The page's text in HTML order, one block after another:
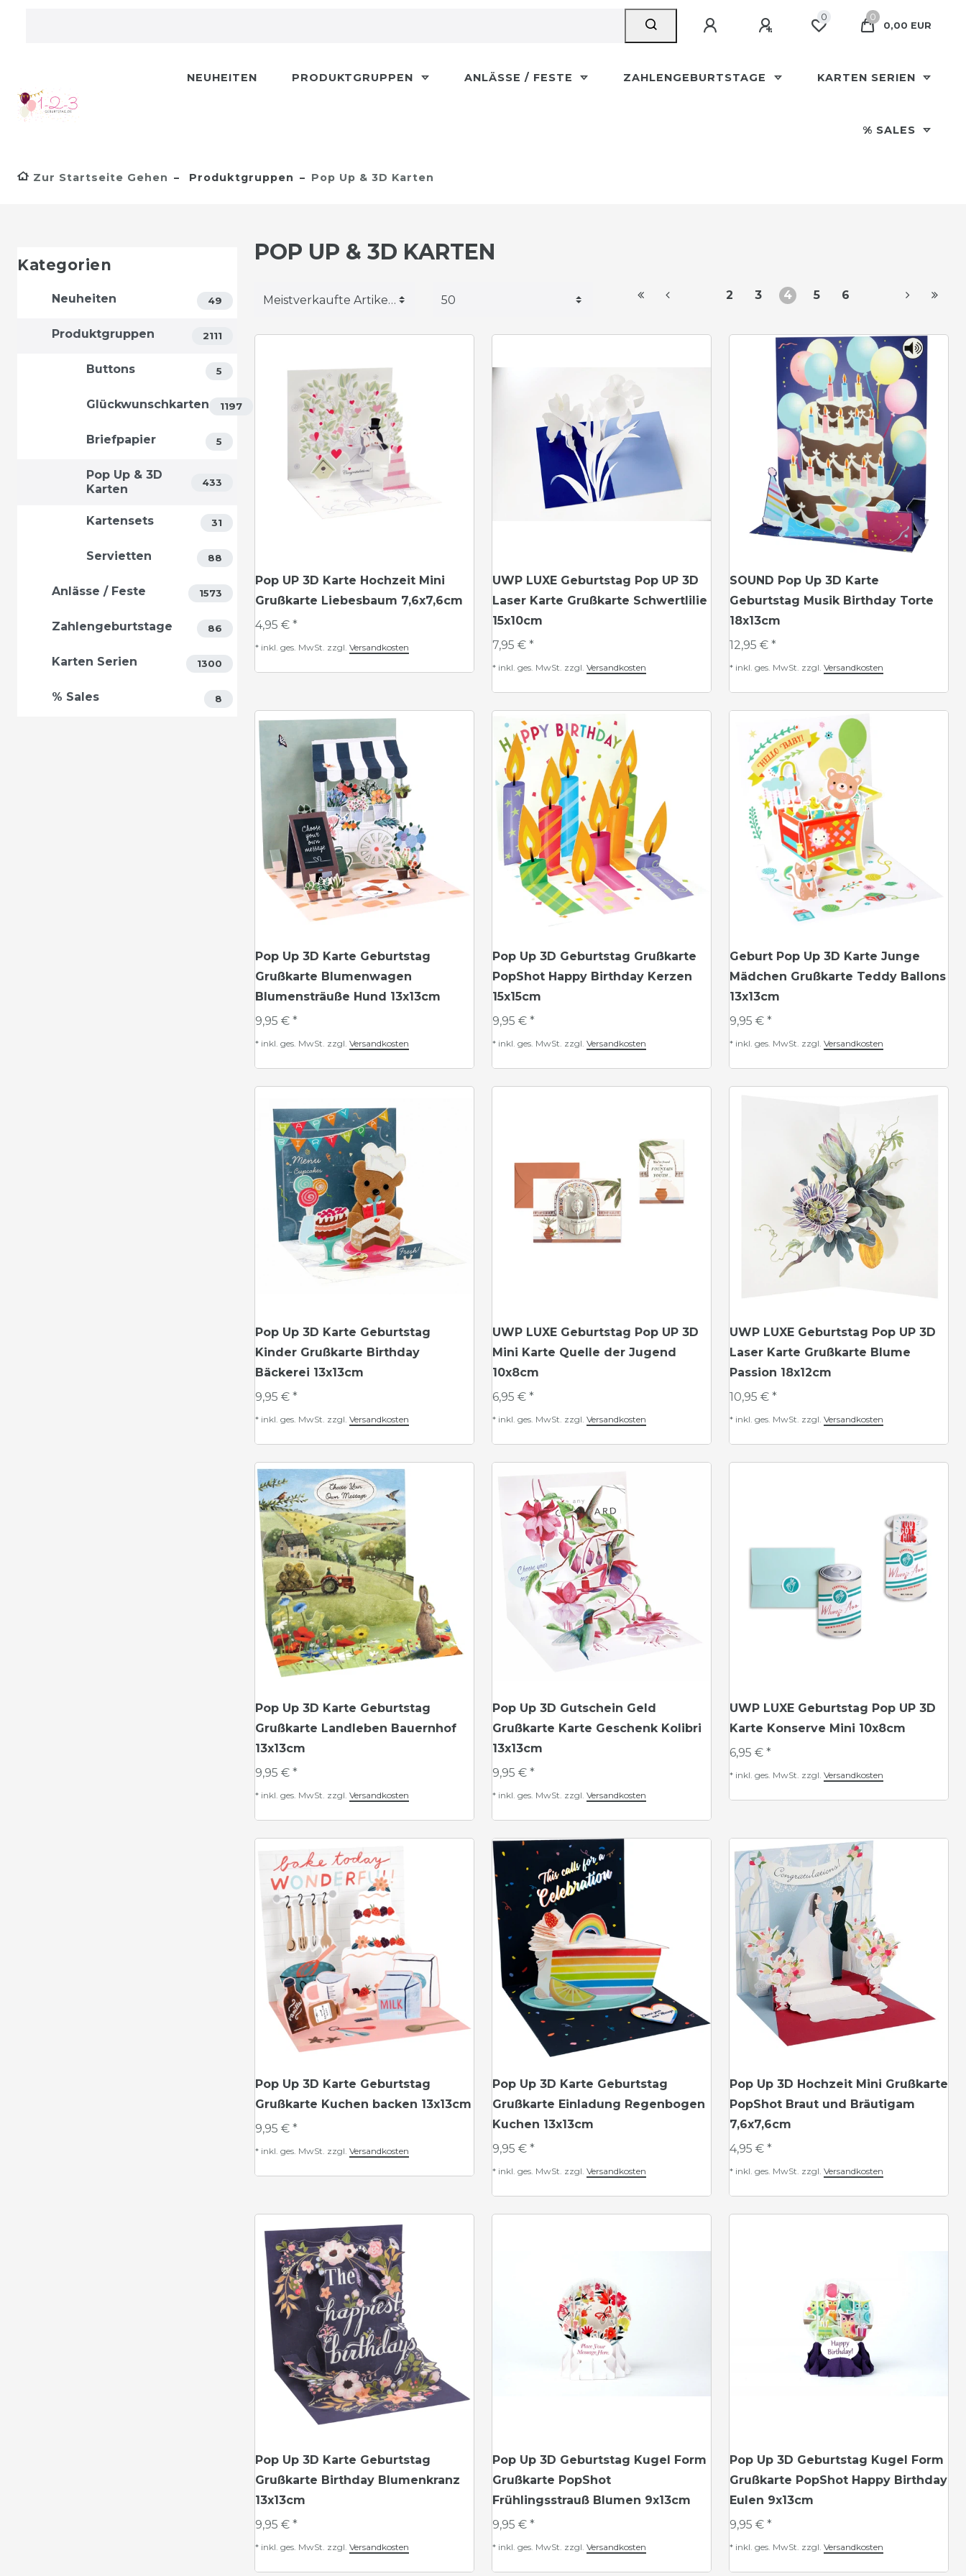
0
0
0,00 EUR
NEUHEITEN PRODUKTGRUPPEN ANLÄSSE / FESTE ZAHLENGEBURTSTAGE KARTEN SERIEN
% SALES
Zur Startseite Gehen Produktgruppen Pop Up & 3D Karten
Kategorien
Neuheiten 49
Produktgruppen 2111
Buttons 5
Glückwunschkarten 1197
Briefpapier 5
Pop Up & 3D
Karten
433
Kartensets 31
Servietten 88
Anlässe / Feste 1573
Zahlengeburtstage 86
Karten Serien 1300
% Sales 8
POP UP & 3D KARTEN
2 3 4 5 6
Pop UP 3D Karte Hochzeit Mini
Grußkarte Liebesbaum 7,6x7,6cm
4,95 € *
* inkl. ges. MwSt. zzgl. Versandkosten
UWP LUXE Geburtstag Pop UP 3D
Laser Karte Grußkarte Schwertlilie
15x10cm
7,95 € *
* inkl. ges. MwSt. zzgl. Versandkosten
SOUND Pop Up 3D Karte
Geburtstag Musik Birthday Torte
18x13cm
12,95 € *
* inkl. ges. MwSt. zzgl. Versandkosten
Pop Up 3D Karte Geburtstag
Grußkarte Blumenwagen
Blumensträuße Hund 13x13cm
9,95 € *
* inkl. ges. MwSt. zzgl. Versandkosten
Pop Up 3D Geburtstag Grußkarte
PopShot Happy Birthday Kerzen
15x15cm
9,95 € *
* inkl. ges. MwSt. zzgl. Versandkosten
Geburt Pop Up 3D Karte Junge
Mädchen Grußkarte Teddy Ballons
13x13cm
9,95 € *
* inkl. ges. MwSt. zzgl. Versandkosten
Pop Up 3D Karte Geburtstag
Kinder Grußkarte Birthday
Bäckerei 13x13cm
9,95 € *
* inkl. ges. MwSt. zzgl. Versandkosten
UWP LUXE Geburtstag Pop UP 3D
Mini Karte Quelle der Jugend
10x8cm
6,95 € *
* inkl. ges. MwSt. zzgl. Versandkosten
UWP LUXE Geburtstag Pop UP 3D
Laser Karte Grußkarte Blume
Passion 18x12cm
10,95 € *
* inkl. ges. MwSt. zzgl. Versandkosten
Pop Up 3D Karte Geburtstag
Grußkarte Landleben Bauernhof
13x13cm
9,95 € *
* inkl. ges. MwSt. zzgl. Versandkosten
Pop Up 3D Gutschein Geld
Grußkarte Karte Geschenk Kolibri
13x13cm
9,95 € *
* inkl. ges. MwSt. zzgl. Versandkosten
UWP LUXE Geburtstag Pop UP 3D
Karte Konserve Mini 10x8cm
6,95 € *
* inkl. ges. MwSt. zzgl. Versandkosten
Pop Up 3D Karte Geburtstag
Grußkarte Kuchen backen 13x13cm
9,95 € *
* inkl. ges. MwSt. zzgl. Versandkosten
Pop Up 3D Karte Geburtstag
Grußkarte Einladung Regenbogen
Kuchen 13x13cm
9,95 € *
* inkl. ges. MwSt. zzgl. Versandkosten
Pop Up 3D Hochzeit Mini Grußkarte
PopShot Braut und Bräutigam
7,6x7,6cm
4,95 € *
* inkl. ges. MwSt. zzgl. Versandkosten
Pop Up 3D Karte Geburtstag
Grußkarte Birthday Blumenkranz
13x13cm
9,95 € *
* inkl. ges. MwSt. zzgl. Versandkosten
Pop Up 3D Geburtstag Kugel Form
Grußkarte PopShot
Frühlingsstrauß Blumen 9x13cm
9,95 € *
* inkl. ges. MwSt. zzgl. Versandkosten
Pop Up 3D Geburtstag Kugel Form
Grußkarte PopShot Happy Birthday
Eulen 9x13cm
9,95 € *
* inkl. ges. MwSt. zzgl. Versandkosten